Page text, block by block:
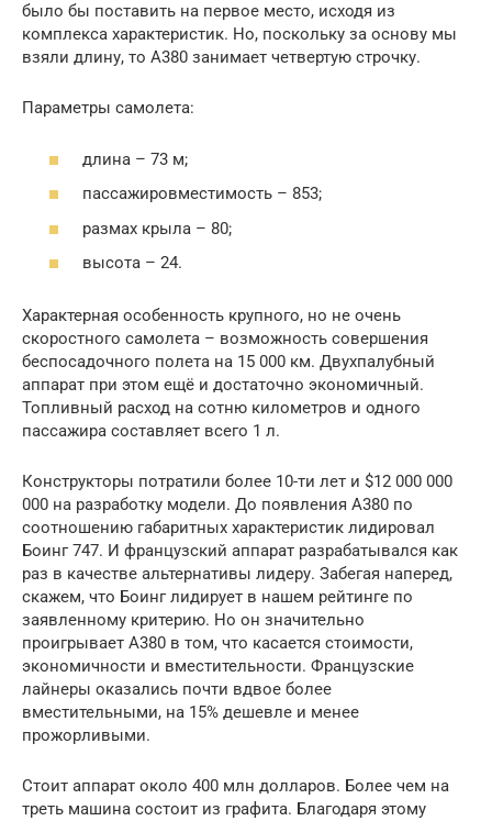
было бы поставить на первое место, исходя из
комплекса характеристик. Но, поскольку за основу мы
взяли длину, то А380 занимает четвертую строчку.
Параметры самолета:
длина – 73 м;
пассажировместимость – 853;
размах крыла – 80;
высота – 24.
Характерная особенность крупного, но не очень
скоростного самолета – возможность совершения
беспосадочного полета на 15 000 км. Двухпалубный
аппарат при этом ещё и достаточно экономичный.
Топливный расход на сотню километров и одного
пассажира составляет всего 1 л.
Конструкторы потратили более 10-ти лет и $12 000 000
000 на разработку модели. До появления А380 по
соотношению габаритных характеристик лидировал
Боинг 747. И французский аппарат разрабатывался как
раз в качестве альтернативы лидеру. Забегая наперед,
скажем, что Боинг лидирует в нашем рейтинге по
заявленному критерию. Но он значительно
проигрывает А380 в том, что касается стоимости,
экономичности и вместительности. Французские
лайнеры оказались почти вдвое более
вместительными, на 15% дешевле и менее
прожорливыми.
Стоит аппарат около 400 млн долларов. Более чем на
треть машина состоит из графита. Благодаря этому